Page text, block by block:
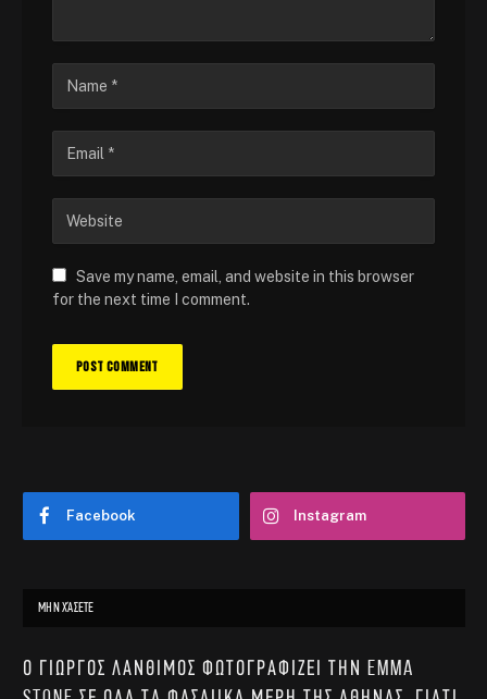
Save my name, email, and website in this browser
for the next time I comment.
Facebook Instagram
ΜΗΝ ΧΆΣΕΤΕ
Ο Γιώργος Λάνθιμος φωτογραφίζει την Emma